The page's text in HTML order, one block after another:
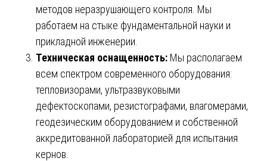
методов неразрушающего контроля. Мы
работаем на стыке фундаментальной науки и
прикладной инженерии.
Техническая оснащенность: Мы располагаем
всем спектром современного оборудования:
тепловизорами, ультразвуковыми
дефектоскопами, резистографами, влагомерами,
геодезическим оборудованием и собственной
аккредитованной лабораторией для испытания
кернов.